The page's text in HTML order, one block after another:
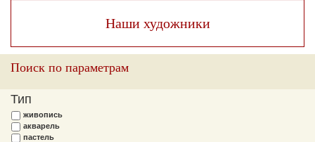
Наши художники
Поиск по параметрам
Тип
живопись
акварель
пастель